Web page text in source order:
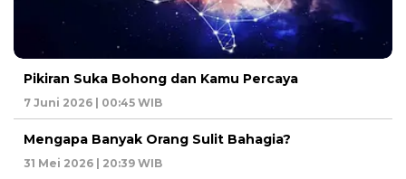
Pikiran Suka Bohong dan Kamu Percaya
7 Juni 2026 | 00:45 WIB
Mengapa Banyak Orang Sulit Bahagia?
31 Mei 2026 | 20:39 WIB